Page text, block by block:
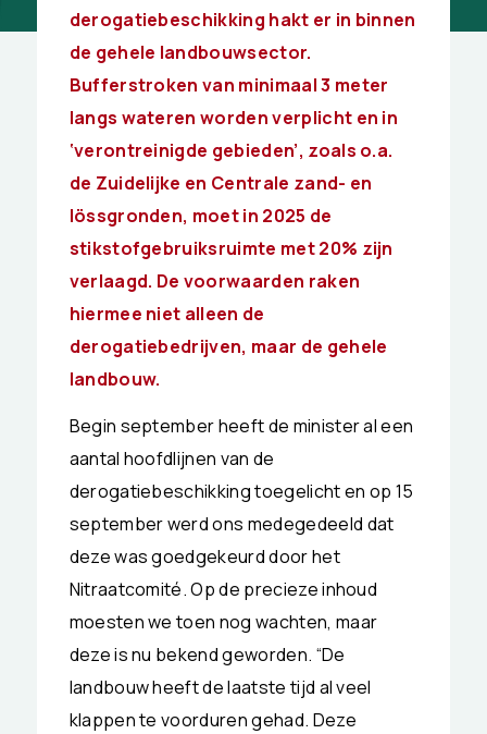
derogatiebeschikking hakt er in binnen
de gehele landbouwsector.
Bufferstroken van minimaal 3 meter
langs wateren worden verplicht en in
‘verontreinigde gebieden’, zoals o.a.
de Zuidelijke en Centrale zand- en
lössgronden, moet in 2025 de
stikstofgebruiksruimte met 20% zijn
verlaagd. De voorwaarden raken
hiermee niet alleen de
derogatiebedrijven, maar de gehele
landbouw.
Begin september heeft de minister al een
aantal hoofdlijnen van de
derogatiebeschikking toegelicht en op 15
september werd ons medegedeeld dat
deze was goedgekeurd door het
Nitraatcomité. Op de precieze inhoud
moesten we toen nog wachten, maar
deze is nu bekend geworden. “De
landbouw heeft de laatste tijd al veel
klappen te voorduren gehad. Deze